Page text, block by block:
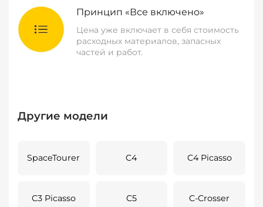
Принцип «Все включено»
Цена уже включает в себя стоимость
расходных материалов, запасных
частей и работ.
Другие модели
SpaceTourer C4 C4 Picasso
C3 Picasso C5 C-Crosser